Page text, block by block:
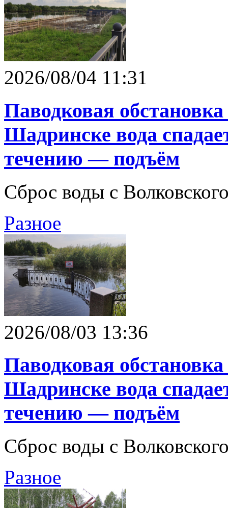
2026/08/04 11:31
Паводковая
Шадринске вода
течению — подъём
Сброс воды с
Разное
2026/08/03 13:36
Паводковая
Шадринске вода
течению — подъём
Сброс воды с
Разное